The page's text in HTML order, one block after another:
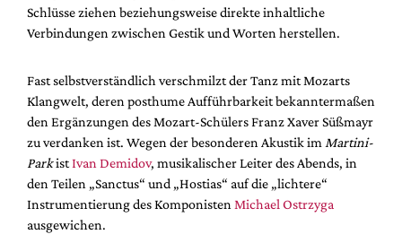
Schlüsse ziehen beziehungsweise direkte inhaltliche
Verbindungen zwischen Gestik und Worten herstellen.
Fast selbstverständlich verschmilzt der Tanz mit Mozarts
Klangwelt, deren posthume Aufführbarkeit bekanntermaßen
den Ergänzungen des Mozart-Schülers Franz Xaver Süßmayr
zu verdanken ist. Wegen der besonderen Akustik im Martini-
ParkistIvan Demidov, musikalischer Leiter des Abends, in
den Teilen „Sanctus“ und „Hostias“ auf die „lichtere“
Instrumentierung des Komponisten Michael Ostrzyga
ausgewichen.